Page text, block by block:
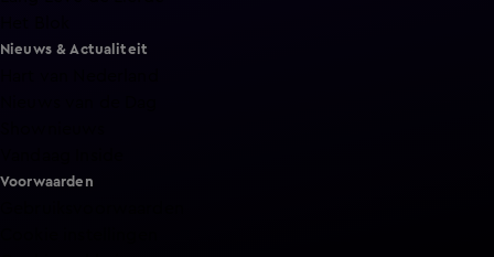
Nieuws & Actualiteit
Voorwaarden